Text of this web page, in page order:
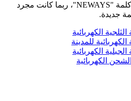
عندما سمعتَ لأول مرة عن كلمة "NEWAYS"، ربما كانت مجرد
جديدة.